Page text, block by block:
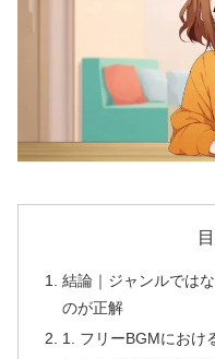
結論｜ジャンルでは
のが正解
1. フリーBGMにおけ